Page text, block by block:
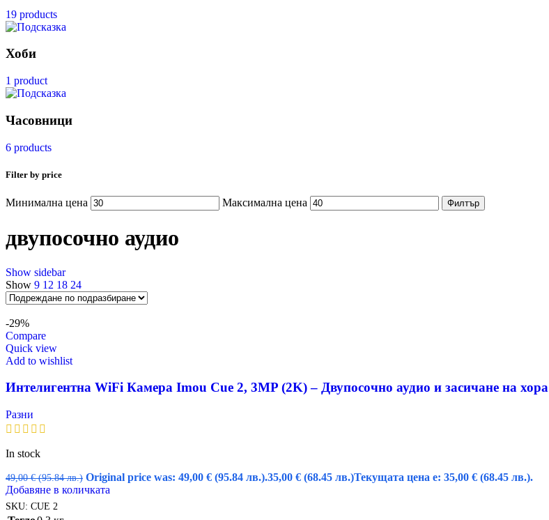
19 products
Хоби
1 product
Часовници
6 products
Filter by price
Минимална цена Максимална цена Филтър
двупосочно аудио
Show sidebar
Show 9 12 18 24
-29%
Compare
Quick view
Add to wishlist
Интелигентна WiFi Камера Imou Cue 2, 3MP (2K) – Двупосочно аудио и засичане на хора
Разни
In stock
49,00€ (95.84 лв.) Original price was: 49,00 € (95.84 лв.).35,00 € (68.45 лв.)Текущата цена е: 35,00 € (68.45 лв.).
Добавяне в количката
SKU: CUE 2